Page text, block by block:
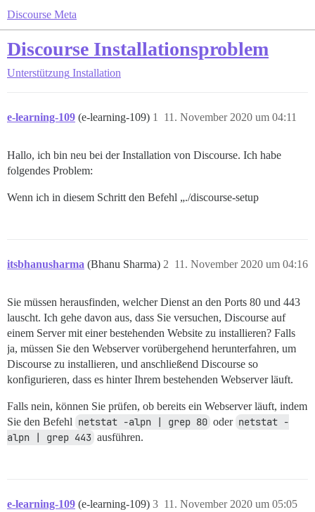
Discourse Meta
Discourse Installationsproblem
Unterstützung Installation
e-learning-109 (e-learning-109) 11. November 2020 um 04:11
1
Hallo, ich bin neu bei der Installation von Discourse. Ich habe
folgendes Problem:
Wenn ich in diesem Schritt den Befehl „./discourse-setup
itsbhanusharma (Bhanu Sharma) 11. November 2020 um 04:16
2
Sie müssen herausfinden, welcher Dienst an den Ports 80 und 443
lauscht. Ich gehe davon aus, dass Sie versuchen, Discourse auf
einem Server mit einer bestehenden Website zu installieren? Falls
ja, müssen Sie den Webserver vorübergehend herunterfahren, um
Discourse zu installieren, und anschließend Discourse so
konfigurieren, dass es hinter Ihrem bestehenden Webserver läuft.
Falls nein, können Sie prüfen, ob bereits ein Webserver läuft, indem
Sie den Befehl netstat -alpn | grep 80 oder netstat -
alpn | grep 443 ausführen.
e-learning-109 (e-learning-109) 11. November 2020 um 05:05
3